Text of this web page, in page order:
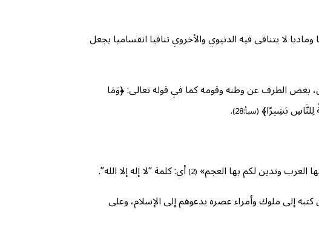
وماديا لا يتنافى فيه الدنيوي والأخروي تنافيا انقساميا يجعل
بغض الطرف عن وطنه وقومه كما في قوله تعالى: ﴿وَمَا
لِلنَّاسِ بَشِيرًا﴾(سبأ:28)
.
العرب وتدين لكم بها العجم» (2) أي: كلمة “لا إله إلا الله”.
إلى ملوك وأمراء عصره يدعوهم إلى الإسلام، وعلى